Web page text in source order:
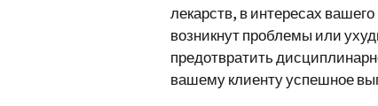
лекарств, в интересах
возникнут проблемы или
предотвратить
вашему клиенту успешное